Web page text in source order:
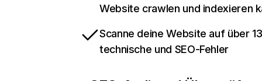
Website crawlen und indexieren
Scanne deine Website auf über
technische und SEO-Fehler